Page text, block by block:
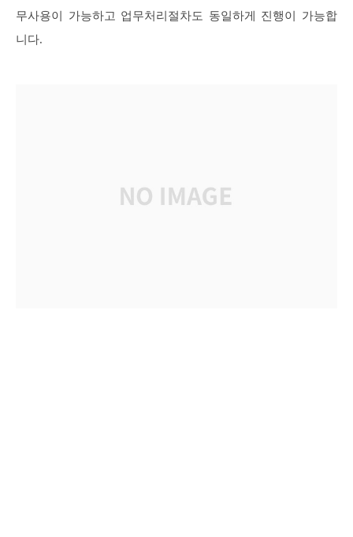
무사용이 가능하고 업무처리절차도 동일하게 진행이 가능합
니다.